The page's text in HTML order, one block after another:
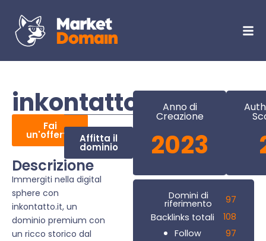
inkontatto.it
Fai
un'offerta Affitta il
dominio
Descrizione
Immergiti nella digital
sphere con
inkontatto.it, un
dominio premium con
un ricco storico dal
Anno di
Creazione
2023
Domini di
riferimento
97
Backlinks totali
108
Follow
97